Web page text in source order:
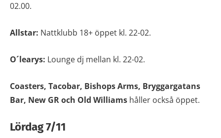
02.00.
Allstar: Nattklubb 18+ öppet kl. 22-02.
O´learys: Lounge dj mellan kl. 22-02.
Coasters, Tacobar, Bishops Arms, Bryggargatans
Bar, New GR och Old Williams håller också öppet.
Lördag 7/11